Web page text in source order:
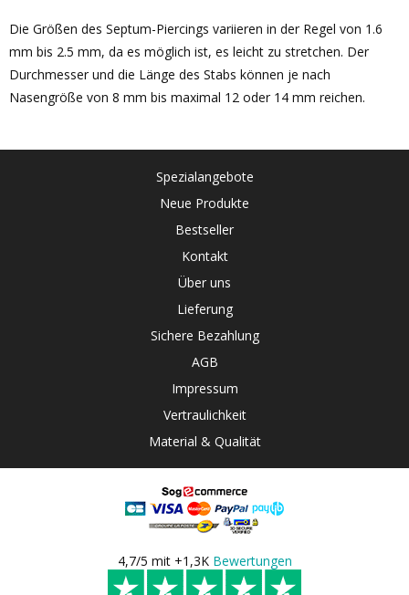
Die Größen des Septum-Piercings variieren in der Regel von 1.6
mm bis 2.5 mm, da es möglich ist, es leicht zu stretchen. Der
Durchmesser und die Länge des Stabs können je nach
Nasengröße von 8 mm bis maximal 12 oder 14 mm reichen.
Spezialangebote
Neue Produkte
Bestseller
Kontakt
Über uns
Lieferung
Sichere Bezahlung
AGB
Impressum
Vertraulichkeit
Material & Qualität
4,7/5 mit +1,3K Bewertungen